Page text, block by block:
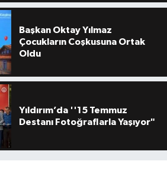
Başkan Oktay Yılmaz
Çocukların Coşkusuna Ortak
Oldu
Yıldırım’da ''15 Temmuz
Destanı Fotoğraflarla Yaşıyor"